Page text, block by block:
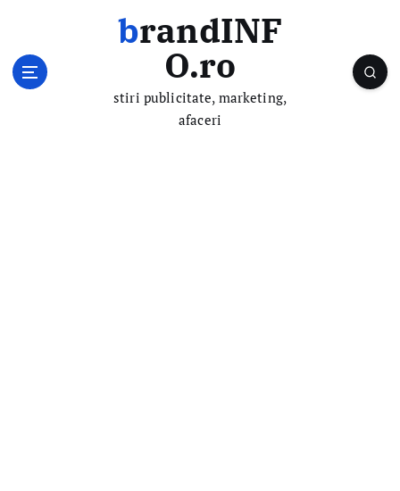
brandINF
O.ro
stiri publicitate, marketing,
afaceri